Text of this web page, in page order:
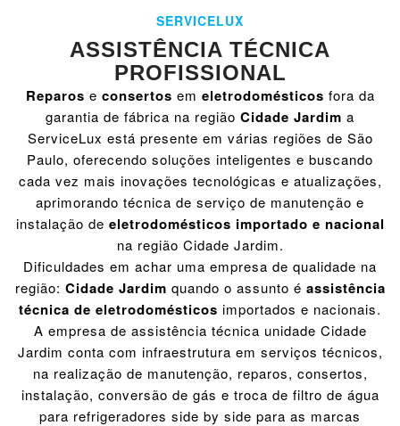
SERVICELUX
ASSISTÊNCIA TÉCNICA
PROFISSIONAL
Reparos e consertos em eletrodomésticos fora da
garantia de fábrica na região Cidade Jardim a
ServiceLux está presente em várias regiões de São
Paulo, oferecendo soluções inteligentes e buscando
cada vez mais inovações tecnológicas e atualizações,
aprimorando técnica de serviço de manutenção e
instalação de eletrodomésticos importado e nacional
na região Cidade Jardim.
Dificuldades em achar uma empresa de qualidade na
região: Cidade Jardim quando o assunto é assistência
técnica de eletrodomésticos importados e nacionais.
A empresa de assistência técnica unidade Cidade
Jardim conta com infraestrutura em serviços técnicos,
na realização de manutenção, reparos, consertos,
instalação, conversão de gás e troca de filtro de água
para refrigeradores side by side para as marcas